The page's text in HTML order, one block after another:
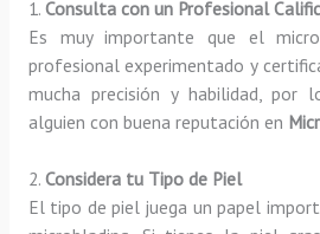
1. Consulta con un Profesional
Es muy importante que el
profesional experimentado y
mucha precisión y habilidad, por
alguien con buena reputación en
2. Considera tu Tipo de Piel
El tipo de piel juega un papel